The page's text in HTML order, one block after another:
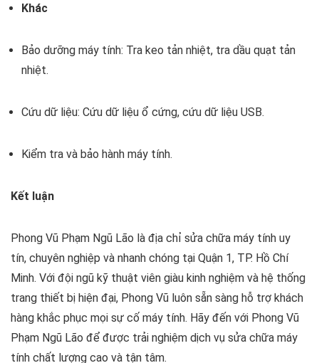
Khác
Bảo dưỡng máy tính: Tra keo tản nhiệt, tra dầu quạt tản
nhiệt.
Cứu dữ liệu: Cứu dữ liệu ổ cứng, cứu dữ liệu USB.
Kiểm tra và bảo hành máy tính.
Kết luận
Phong Vũ Phạm Ngũ Lão là địa chỉ sửa chữa máy tính uy
tín, chuyên nghiệp và nhanh chóng tại Quận 1, TP. Hồ Chí
Minh. Với đội ngũ kỹ thuật viên giàu kinh nghiệm và hệ thống
trang thiết bị hiện đại, Phong Vũ luôn sẵn sàng hỗ trợ khách
hàng khắc phục mọi sự cố máy tính. Hãy đến với Phong Vũ
Phạm Ngũ Lão để được trải nghiệm dịch vụ sửa chữa máy
tính chất lượng cao và tận tâm.